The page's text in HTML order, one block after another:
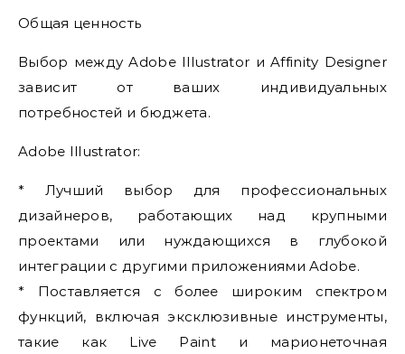
Общая ценность
Выбор между Adobe Illustrator и Affinity Designer
зависит от ваших индивидуальных
потребностей и бюджета.
Adobe Illustrator:
* Лучший выбор для профессиональных
дизайнеров, работающих над крупными
проектами или нуждающихся в глубокой
интеграции с другими приложениями Adobe.
* Поставляется с более широким спектром
функций, включая эксклюзивные инструменты,
такие как Live Paint и марионеточная